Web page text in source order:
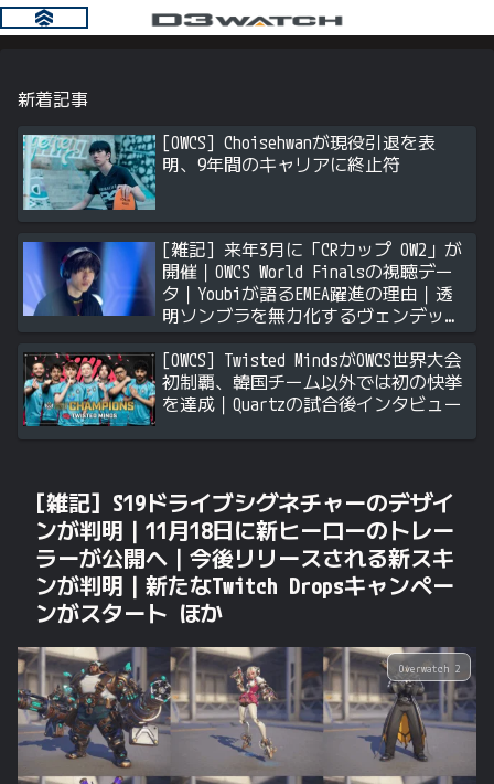
新着記事
[OWCS] Choisehwanが現役引退を表
明、9年間のキャリアに終止符
[雑記] 来年3月に「CRカップ OW2」が
開催｜OWCS World Finalsの視聴デー
タ｜Youbiが語るEMEA躍進の理由｜透
明ソンブラを無力化するヴェンデッタ
｜Stalk3rが久々のツィート ほか
[OWCS] Twisted MindsがOWCS世界大会
初制覇、韓国チーム以外では初の快挙
を達成｜Quartzの試合後インタビュー
[雑記] S19ドライブシグネチャーのデザイ
ンが判明｜11月18日に新ヒーローのトレー
ラーが公開へ｜今後リリースされる新スキ
ンが判明｜新たなTwitch Dropsキャンペー
ンがスタート ほか
Overwatch 2